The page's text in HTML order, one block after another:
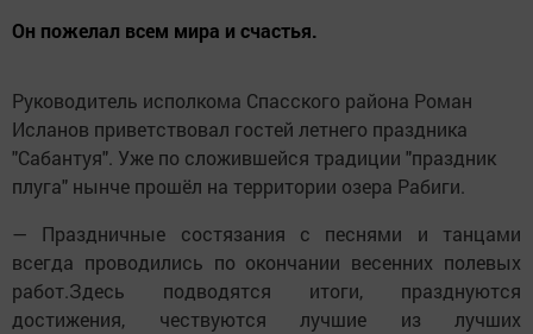
Он пожелал всем мира и счастья.
Руководитель исполкома Спасского района Роман
Исланов приветствовал гостей летнего праздника
"Сабантуя". Уже по сложившейся традиции "праздник
плуга" нынче прошёл на территории озера Рабиги.
— Праздничные состязания с песнями и танцами
всегда проводились по окончании весенних полевых
работ.Здесь подводятся итоги, празднуются
достижения, чествуются лучшие из лучших